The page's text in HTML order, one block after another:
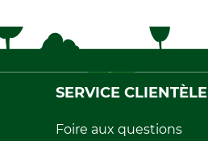
SERVICE CLIENTÈLE
Foire aux questions